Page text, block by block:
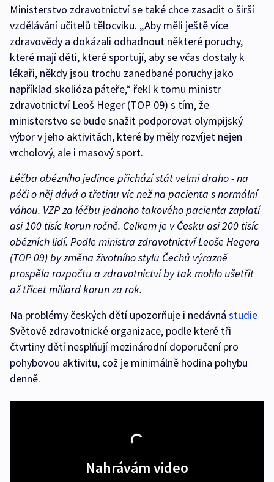
Ministerstvo zdravotnictví se také chce zasadit o širší
vzdělávání učitelů tělocviku. „Aby měli ještě více
zdravovědy a dokázali odhadnout některé poruchy,
které mají děti, které sportují, aby se včas dostaly k
lékaři, někdy jsou trochu zanedbané poruchy jako
například skolióza páteře,“ řekl k tomu ministr
zdravotnictví Leoš Heger (TOP 09) s tím, že
ministerstvo se bude snažit podporovat olympijský
výbor v jeho aktivitách, které by měly rozvíjet nejen
vrcholový, ale i masový sport.
Léčba obézního jedince přichází stát velmi draho - na
péči o něj dává o třetinu víc než na pacienta s normální
váhou. VZP za léčbu jednoho takového pacienta zaplatí
asi 100 tisíc korun ročně. Celkem je v Česku asi 200 tisíc
obézních lidí. Podle ministra zdravotnictví Leoše Hegera
(TOP 09) by změna životního stylu Čechů výrazně
prospěla rozpočtu a zdravotnictví by tak mohlo ušetřit
až třicet miliard korun za rok.
Na problémy českých dětí upozorňuje i nedávná studie
Světové zdravotnické organizace, podle které tři
čtvrtiny dětí nesplňují mezinárodní doporučení pro
pohybovou aktivitu, což je minimálně hodina pohybu
denně.
Nahrávám video